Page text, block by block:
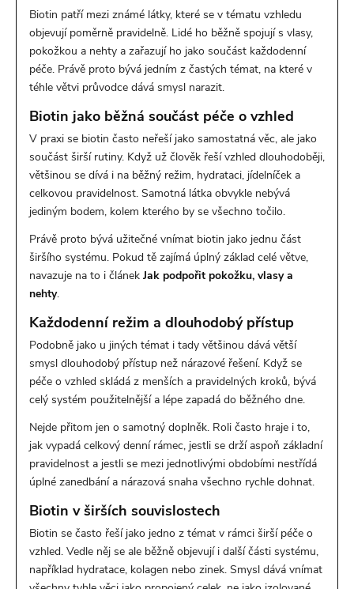
Biotin patří mezi známé látky, které se v tématu vzhledu
objevují poměrně pravidelně. Lidé ho běžně spojují s vlasy,
pokožkou a nehty a zařazují ho jako součást každodenní
péče. Právě proto bývá jedním z častých témat, na které v
téhle větvi průvodce dává smysl narazit.
Biotin jako běžná součást péče o vzhled
V praxi se biotin často neřeší jako samostatná věc, ale jako
součást širší rutiny. Když už člověk řeší vzhled dlouhodoběji,
většinou se dívá i na běžný režim, hydrataci, jídelníček a
celkovou pravidelnost. Samotná látka obvykle nebývá
jediným bodem, kolem kterého by se všechno točilo.
Právě proto bývá užitečné vnímat biotin jako jednu část
širšího systému. Pokud tě zajímá úplný základ celé větve,
navazuje na to i článek Jak podpořit pokožku, vlasy a
nehty.
Každodenní režim a dlouhodobý přístup
Podobně jako u jiných témat i tady většinou dává větší
smysl dlouhodobý přístup než nárazové řešení. Když se
péče o vzhled skládá z menších a pravidelných kroků, bývá
celý systém použitelnější a lépe zapadá do běžného dne.
Nejde přitom jen o samotný doplněk. Roli často hraje i to,
jak vypadá celkový denní rámec, jestli se drží aspoň základní
pravidelnost a jestli se mezi jednotlivými obdobími nestřídá
úplné zanedbání a nárazová snaha všechno rychle dohnat.
Biotin v širších souvislostech
Biotin se často řeší jako jedno z témat v rámci širší péče o
vzhled. Vedle něj se ale běžně objevují i další části systému,
například hydratace, kolagen nebo zinek. Smysl dává vnímat